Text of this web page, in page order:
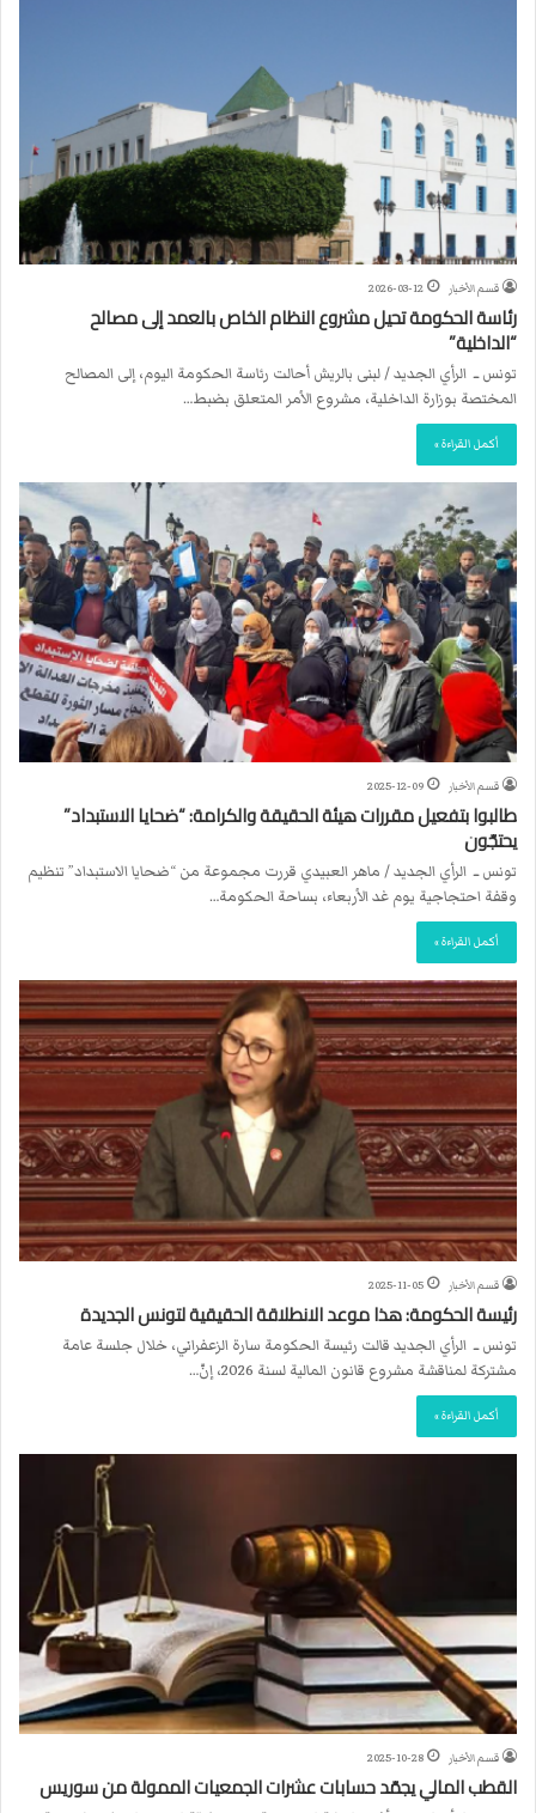
قسم الأخبار 2026-03-12
رئاسة الحكومة تحيل مشروع النظام الخاص بالعمد إلى مصالح
“الداخلية”
تونس ــ الرأي الجديد / لبنى بالريش أحالت رئاسة الحكومة اليوم، إلى المصالح
المختصة بوزارة الداخلية، مشروع الأمر المتعلق بضبط…
أكمل القراءة »
قسم الأخبار 2025-12-09
طالبوا بتفعيل مقررات هيئة الحقيقة والكرامة: “ضحايا الاستبداد”
يحتجّون
تونس ــ الرأي الجديد / ماهر العبيدي قررت مجموعة من “ضحايا الاستبداد” تنظيم
وقفة احتجاجية يوم غد الأربعاء، بساحة الحكومة…
أكمل القراءة »
قسم الأخبار 2025-11-05
رئيسة الحكومة: هذا موعد الانطلاقة الحقيقية لتونس الجديدة
تونس ــ الرأي الجديد قالت رئيسة الحكومة سارة الزعفراني، خلال جلسة عامة
مشتركة لمناقشة مشروع قانون المالية لسنة 2026، إنّ…
أكمل القراءة »
قسم الأخبار 2025-10-28
القطب المالي يجمّد حسابات عشرات الجمعيات الممولة من سوريس